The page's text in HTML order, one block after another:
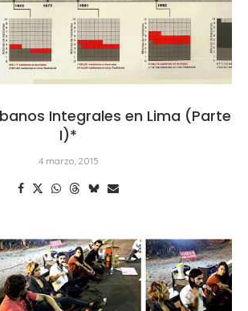
Integrales en Lima (Parte
I)*
4 marzo, 2015